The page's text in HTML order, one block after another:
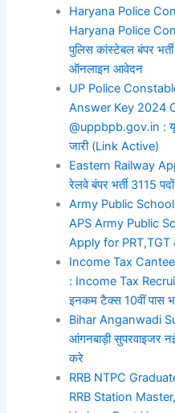
Haryana Police
Haryana Police
पुलिस कांस्टेबल बंपर
ऑनलाइन आवेदन
UP Police
Answer Key 2024
@uppbpb.gov.in :
जारी (Link Active)
Eastern Railway
रेलवे बंपर भर्ती 3115
Army Public
APS Army Public
Apply for PRT,TGT
Income Tax
: Income Tax
इनकम टैक्स 10वीं पास
Bihar Anganwadi
आंगनबाड़ी सुपरवाइजर
करे
RRB NTPC
RRB Station